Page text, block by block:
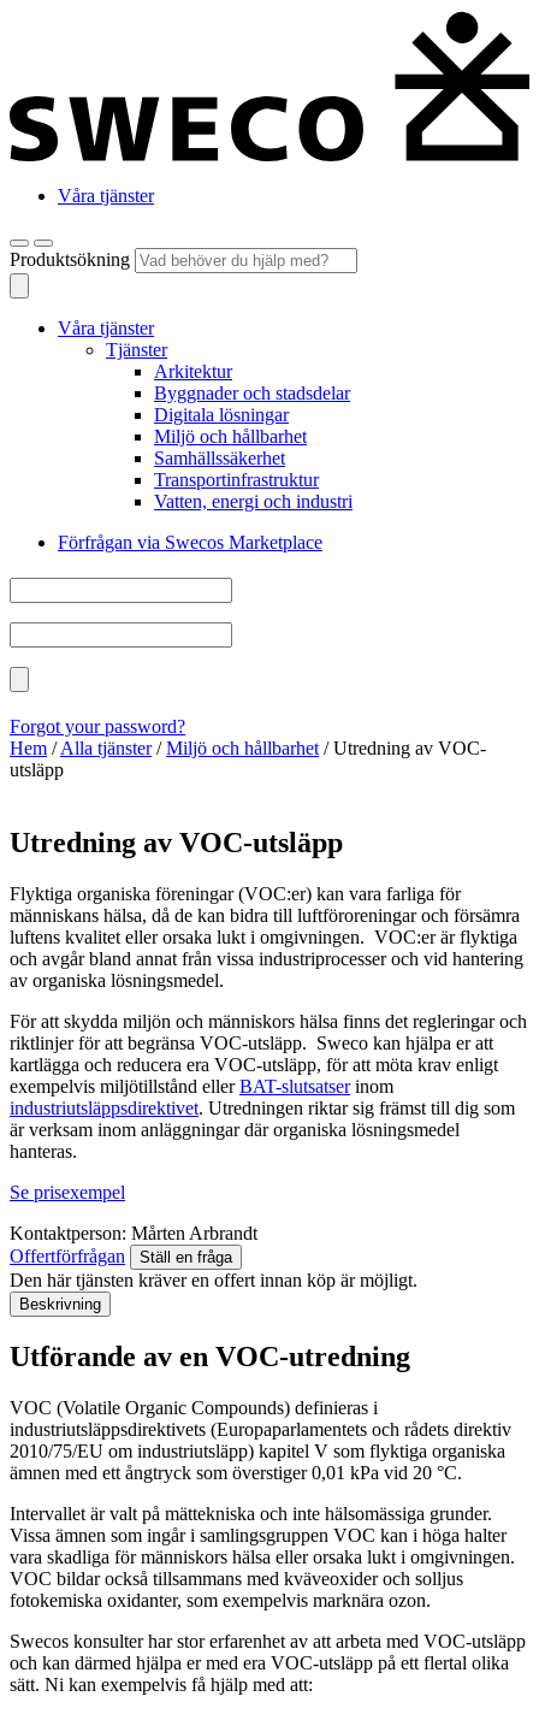
Våra tjänster
Produktsökning
Våra tjänster
Tjänster
Arkitektur
Byggnader och stadsdelar
Digitala lösningar
Miljö och hållbarhet
Samhällssäkerhet
Transportinfrastruktur
Vatten, energi och industri
Förfrågan via Swecos Marketplace
Forgot your password?
Hem /Alla tjänster/Miljö och hållbarhet /Utredning av VOC-
utsläpp
Utredning av VOC-utsläpp
Flyktiga organiska föreningar (VOC:er) kan vara farliga för
människans hälsa, då de kan bidra till luftföroreningar och försämra
luftens kvalitet eller orsaka lukt i omgivningen. VOC:er är flyktiga
och avgår bland annat från vissa industriprocesser och vid hantering
av organiska lösningsmedel.
För att skydda miljön och människors hälsa finns det regleringar och
riktlinjer för att begränsa VOC-utsläpp. Sweco kan hjälpa er att
kartlägga och reducera era VOC-utsläpp, för att möta krav enligt
exempelvis miljötillstånd ellerBAT-slutsatserinom
industriutsläppsdirektivet. Utredningen riktar sig främst till dig som
är verksam inom anläggningar där organiska lösningsmedel
hanteras.
Se prisexempel
Kontaktperson: Mårten Arbrandt
Offertförfrågan
Ställ en fråga
Den här tjänsten kräver en offert innan köp är möjligt.
Beskrivning
Utförande av en VOC-utredning
VOC (Volatile Organic Compounds) definieras i
industriutsläppsdirektivets (Europaparlamentets och rådets direktiv
2010/75/EU om industriutsläpp) kapitel V som flyktiga organiska
ämnen med ett ångtryck som överstiger 0,01 kPa vid 20 °C.
Intervallet är valt på mättekniska och inte hälsomässiga grunder.
Vissa ämnen som ingår i samlingsgruppen VOC kan i höga halter
vara skadliga för människors hälsa eller orsaka lukt i omgivningen.
VOC bildar också tillsammans med kväveoxider och solljus
fotokemiska oxidanter, som exempelvis marknära ozon.
Swecos konsulter har stor erfarenhet av att arbeta med VOC-utsläpp
och kan därmed hjälpa er med era VOC-utsläpp på ett flertal olika
sätt. Ni kan exempelvis få hjälp med att: